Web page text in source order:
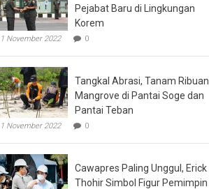
Pejabat Baru di Lingkungan
Korem
1 November 2022 0
Tangkal Abrasi, Tanam Ribuan
Mangrove di Pantai Soge dan
Pantai Teban
1 November 2022 0
Cawapres Paling Unggul, Erick
Thohir Simbol Figur Pemimpin